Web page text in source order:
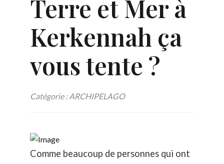
Terre et Mer à
Kerkennah ça
vous tente ?
Catégorie : ARCHIPELAGO
Comme beaucoup de personnes qui ont